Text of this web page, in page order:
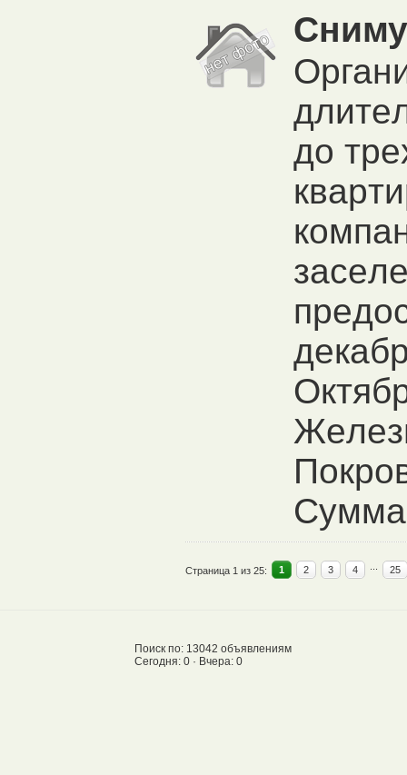
дo
Страница 1 из 25: 1 2 3 4 25
Поиск по: 13042 объявлениям
Сегодня: 0 · Вчера: 0